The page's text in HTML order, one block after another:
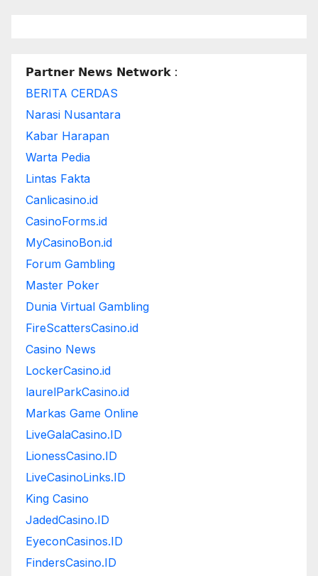
𝗣𝗮𝗿𝘁𝗻𝗲𝗿 𝗡𝗲𝘄𝘀 𝗡𝗲𝘁𝘄𝗼𝗿𝗸 :
BERITA CERDAS
Narasi Nusantara
Kabar Harapan
Warta Pedia
Lintas Fakta
Canlicasino.id
CasinoForms.id
MyCasinoBon.id
Forum Gambling
Master Poker
Dunia Virtual Gambling
FireScattersCasino.id
Casino News
LockerCasino.id
laurelParkCasino.id
Markas Game Online
LiveGalaCasino.ID
LionessCasino.ID
LiveCasinoLinks.ID
King Casino
JadedCasino.ID
EyeconCasinos.ID
FindersCasino.ID